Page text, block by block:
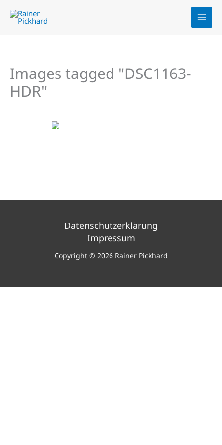
Inhalt
Images tagged "DSC1163-
HDR"
Datenschutzerklärung
Impressum
Copyright © 2026 Rainer Pickhard